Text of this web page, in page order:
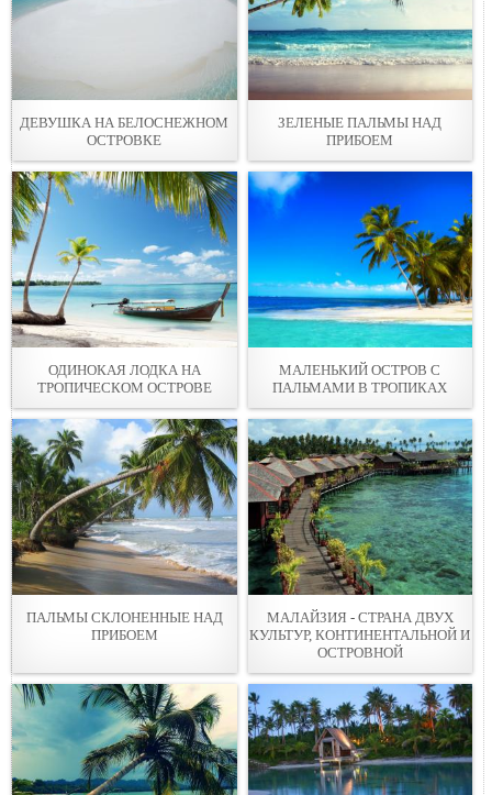
ДЕВУШКА НА БЕЛОСНЕЖНОМ
ОСТРОВКЕ
ЗЕЛЕНЫЕ ПАЛЬМЫ НАД
ПРИБОЕМ
ОДИНОКАЯ ЛОДКА НА
ТРОПИЧЕСКОМ ОСТРОВЕ
МАЛЕНЬКИЙ ОСТРОВ С
ПАЛЬМАМИ В ТРОПИКАХ
ПАЛЬМЫ СКЛОНЕННЫЕ НАД
ПРИБОЕМ
МАЛАЙЗИЯ - СТРАНА ДВУХ
КУЛЬТУР, КОНТИНЕНТАЛЬНОЙ И
ОСТРОВНОЙ